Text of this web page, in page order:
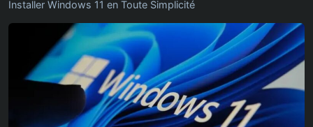
Installer Windows 11 en Toute Simplicité